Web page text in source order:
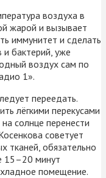
воздуха в
жарой и вызывает
иммунитет и сделать
бактерий, уже
воздух сам по
1».
переедать.
лёгкими перекусами
солнце перенести
советует
тканей, обязательно
15–20 минут
помещение.